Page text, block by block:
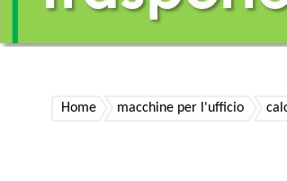
Home macchine per l'ufficio